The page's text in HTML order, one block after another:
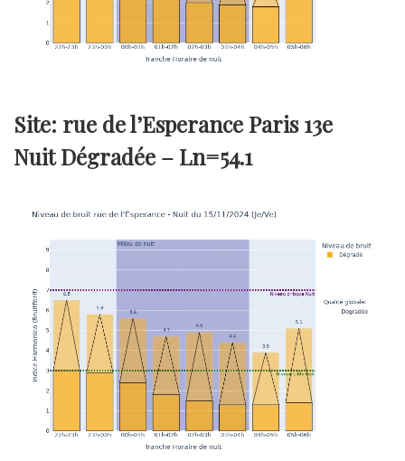
Site: rue de l’Esperance Paris 13e
Nuit Dégradée – Ln=54.1